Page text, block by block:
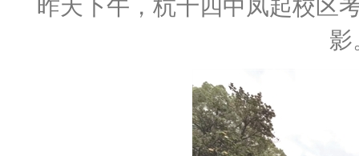
昨天下午，杭十四中凤起校区
影